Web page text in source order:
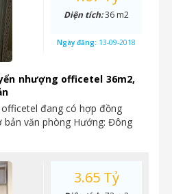
nhượng officetel 36m2,
đang có hợp đồng
văn phòng Hướng: Đông
Diện tích:36 m2
Ngày đăng: 13-09-2018
3.65 Tỷ